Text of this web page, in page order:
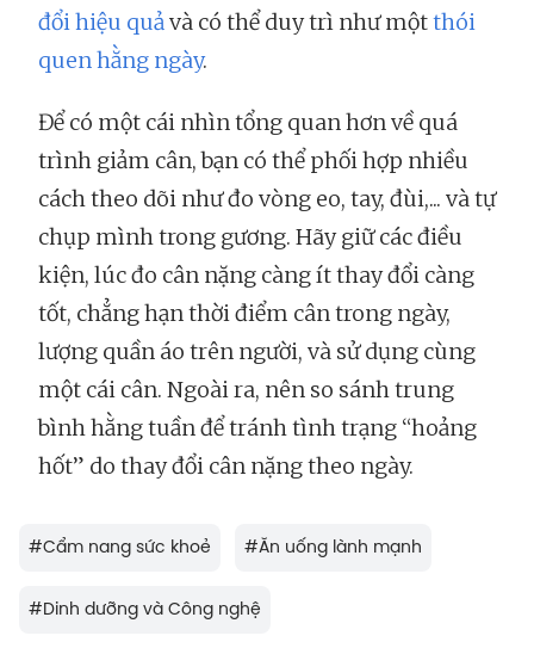
đổi hiệu quảvà có thể duy trì như mộtthói
quen hằng ngày.
Để có một cái nhìn tổng quan hơn về quá
trình giảm cân, bạn có thể phối hợp nhiều
cách theo dõi như đo vòng eo, tay, đùi,... và tự
chụp mình trong gương. Hãy giữ các điều
kiện, lúc đo cân nặng càng ít thay đổi càng
tốt, chẳng hạn thời điểm cân trong ngày,
lượng quần áo trên người, và sử dụng cùng
một cái cân. Ngoài ra, nên so sánh trung
bình hằng tuần để tránh tình trạng “hoảng
hốt” do thay đổi cân nặng theo ngày.
#Cẩm nang sức khoẻ #Ăn uống lành mạnh
#Dinh dưỡng và Công nghệ